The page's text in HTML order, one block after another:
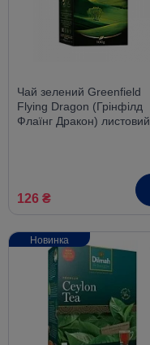
Чай зелений Greenfield
Flying Dragon (Грінфілд
Флаїнг Дракон) листовий
126 ₴
Новинка